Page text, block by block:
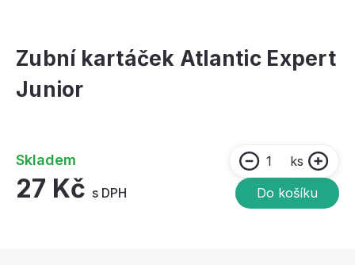
Zubní kartáček Atlantic Expert
Junior
Skladem
27 Kč s DPH
ks
Do košíku